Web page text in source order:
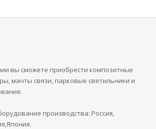
вы сможете приобрести композитные
мачты связи, парковые светильники и
производства: Россия,